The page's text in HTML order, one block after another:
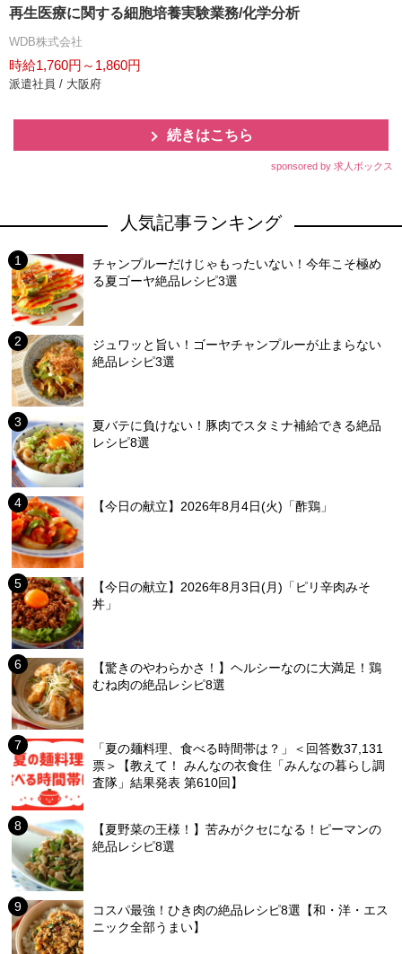
再生医療に関する細胞培養実験業務/化学分析
WDB株式会社
時給1,760円～1,860円
派遣社員 / 大阪府
続きはこちら
sponsored by 求人ボックス
人気記事ランキング
チャンプルーだけじゃもったいない！今年こそ極め
る夏ゴーヤ絶品レシピ3選
ジュワッと旨い！ゴーヤチャンプルーが止まらない
絶品レシピ3選
夏バテに負けない！豚肉でスタミナ補給できる絶品
レシピ8選
【今日の献立】2026年8月4日(火)「酢鶏」
【今日の献立】2026年8月3日(月)「ピリ辛肉みそ
丼」
【驚きのやわらかさ！】ヘルシーなのに大満足！鶏
むね肉の絶品レシピ8選
「夏の麺料理、食べる時間帯は？」＜回答数37,131
票＞【教えて！ みんなの衣食住「みんなの暮らし調
査隊」結果発表 第610回】
【夏野菜の王様！】苦みがクセになる！ピーマンの
絶品レシピ8選
コスパ最強！ひき肉の絶品レシピ8選【和・洋・エス
ニック全部うまい】